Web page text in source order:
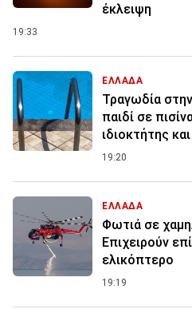
έκλειψη
19:33
ΕΛΛΑΔΑ
Τραγωδία
παιδί σε
ιδιοκτήτης
19:20
ΕΛΛΑΔΑ
Φωτιά σε
Επιχειρούν
ελικόπτερο
19:19